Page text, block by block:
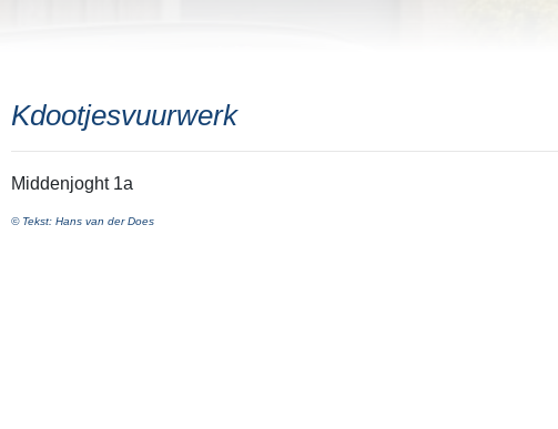
Kdootjesvuurwerk
Middenjoght 1a
© Tekst: Hans van der Does